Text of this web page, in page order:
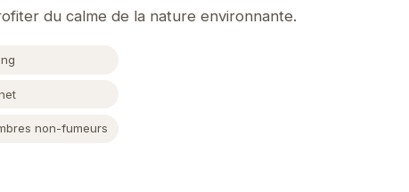
du calme de la nature environnante.
non-fumeurs